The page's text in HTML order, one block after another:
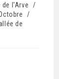
de l'Arve
/
/
de